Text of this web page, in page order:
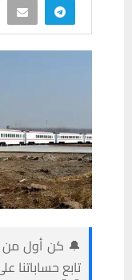
🔔 كن أول من
تابع